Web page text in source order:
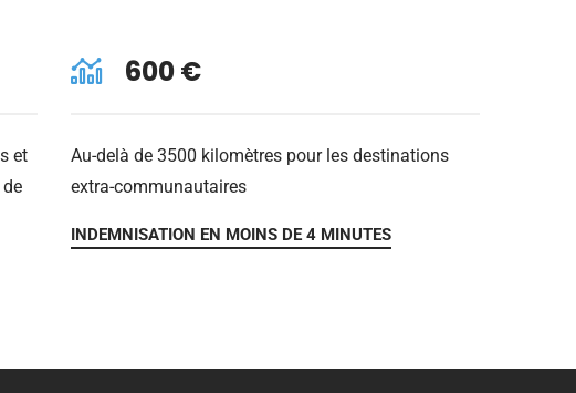
et
600 €
Au-delà de 3500 kilomètres pour les destinations
extra-communautaires
INDEMNISATION EN MOINS DE 4 MINUTES